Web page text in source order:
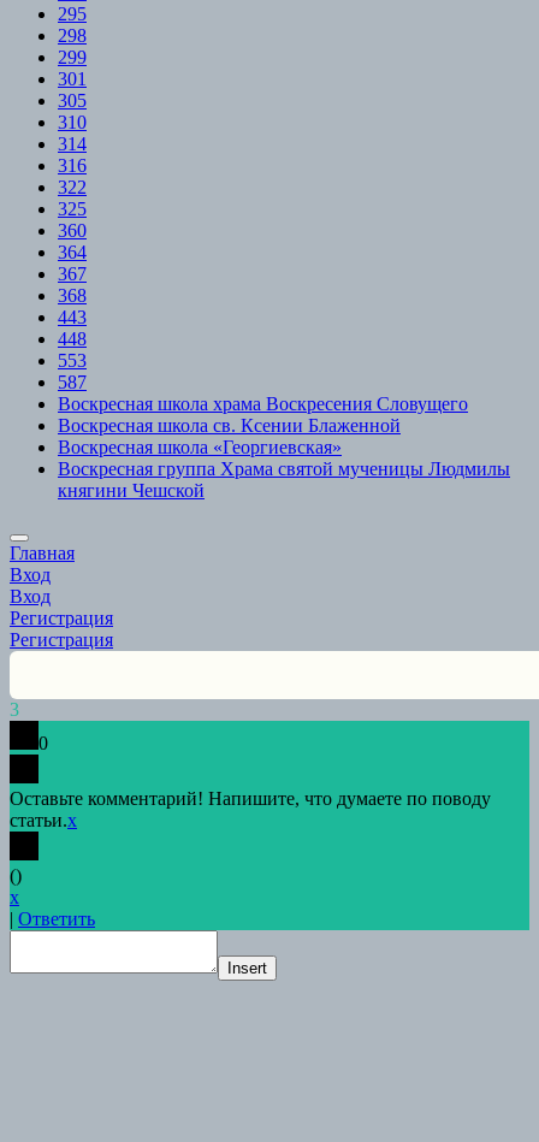
295
298
299
301
305
310
314
316
322
325
360
364
367
368
443
448
553
587
Воскресная школа храма Воскресения Словущего
Воскресная школа св. Ксении Блаженной
Воскресная школа «Георгиевская»
Воскресная группа Храма святой мученицы Людмилы
княгини Чешской
Scroll
to
Top
Главная
Вход
Вход
Регистрация
Регистрация
3
0
Оставьте комментарий! Напишите, что думаете по поводу
статьи.x
()
x
| Ответить
Insert